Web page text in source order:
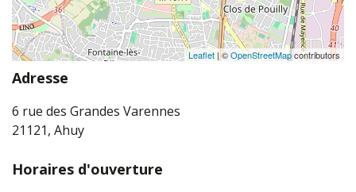
Leaflet | ©OpenStreetMapcontributors
Adresse
6 rue des Grandes Varennes
21121, Ahuy
Horaires d'ouverture